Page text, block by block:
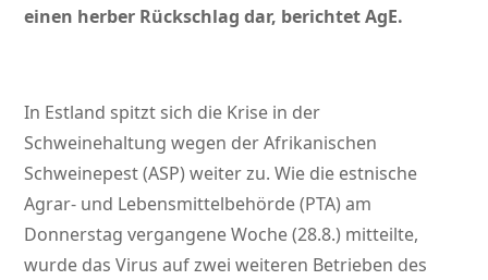
einen herber Rückschlag dar, berichtet AgE.
In Estland spitzt sich die Krise in der
Schweinehaltung wegen der Afrikanischen
Schweinepest (ASP) weiter zu. Wie die estnische
Agrar- und Lebensmittelbehörde (PTA) am
Donnerstag vergangene Woche (28.8.) mitteilte,
wurde das Virus auf zwei weiteren Betrieben des